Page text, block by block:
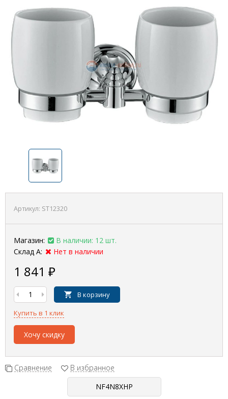
Артикул: ST12320
Магазин:
В наличии: 12 шт.
Склад А:
Нет в наличии
1 841 ₽
В корзину
Купить в 1 клик
Хочу скидку
Сравнение В избранное